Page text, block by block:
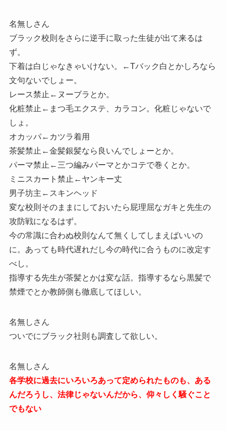
名無しさん
ブラック校則をさらに逆手に取った生徒が出て来るは
ず。
下着は白じゃなきゃいけない。←Tバック白とかしろなら
文句ないでしょー。
レース禁止←ヌーブラとか。
化粧禁止←まつ毛エクステ、カラコン。化粧じゃないで
しょ。
オカッパ←カツラ着用
茶髪禁止←金髪銀髪なら良いんでしょーとか。
パーマ禁止←三つ編みパーマとかコテで巻くとか。
ミニスカート禁止←ヤンキー丈
男子坊主←スキンヘッド
変な校則そのままにしておいたら屁理屈なガキと先生の
攻防戦になるはず。
今の常識に合わぬ校則なんて無くしてしまえばいいの
に。あっても時代遅れだし今の時代に合うものに改定す
べし。
指導する先生が茶髪とかは変な話。指導するなら黒髪で
禁煙でとか教師側も徹底してほしい。
名無しさん
ついでにブラック社則も調査して欲しい。
名無しさん
各学校に過去にいろいろあって定められたものも、ある
んだろうし、法律じゃないんだから、仰々しく騒ぐこと
でもない